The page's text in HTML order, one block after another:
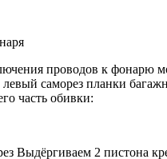
проводов к фонарю
саморез планки
часть обивки:
Выдёргиваем 2 пистона